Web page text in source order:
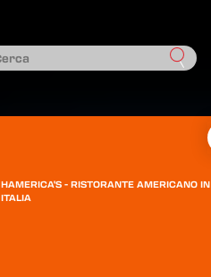
HAMERICA'S - RISTORANTE AMERICANO IN
ITALIA